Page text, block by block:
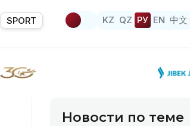
SPORT KZ QZ РУ EN 中文
Новости по теме